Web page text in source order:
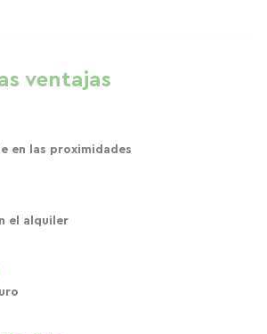
ventajas
en las proximidades
el alquiler